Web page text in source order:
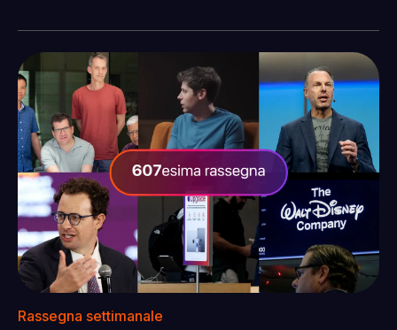
Rassegna settimanale